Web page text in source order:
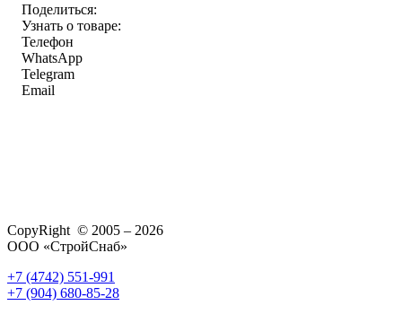
Поделиться:
Узнать о товаре:
Телефон
WhatsApp
Telegram
Email
CopyRight © 2005 – 2026
ООО «СтройСнаб»
+7 (4742) 551-991
+7 (904) 680-85-28